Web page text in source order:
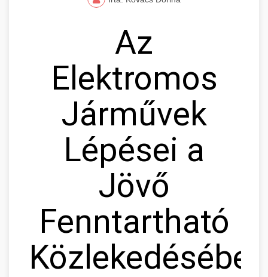
Az
Elektromos
Járművek
Lépései a
Jövő
Fenntartható
Közlekedésében